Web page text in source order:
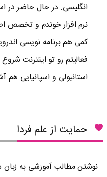
انگلیسی. در حال حاضر در
نرم افزار خوندم و تخصص
فعالیتم رو تو اینترنت
استانبولی و اسپانیایی هم
حمایت از علم فردا
نوشتن مطالب آموزشی به زبان